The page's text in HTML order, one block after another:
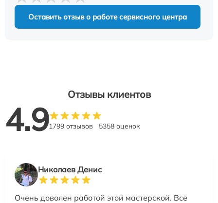
Оставить отзыв о работе сервисного центра
Отзывы клиентов
4.91799 отзывов 5358 оценок
Николаев Денис
Очень доволен работой этой мастерской. Все